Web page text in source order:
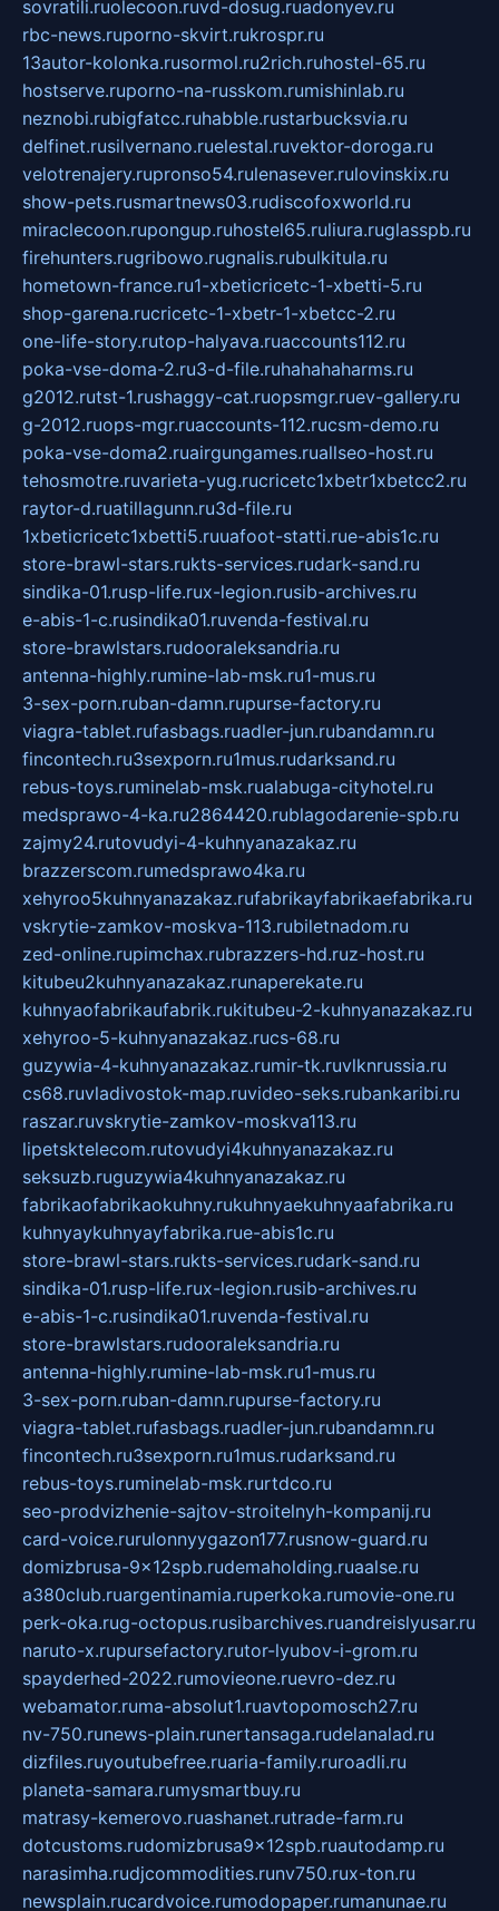
sovratili.ruolecoon.ruvd-dosug.ruadonyev.ru
rbc-news.ruporno-skvirt.rukrospr.ru
13autor-kolonka.rusormol.ru2rich.ruhostel-65.ru
hostserve.ruporno-na-russkom.rumishinlab.ru
neznobi.rubigfatcc.ruhabble.rustarbucksvia.ru
delfinet.rusilvernano.ruelestal.ruvektor-doroga.ru
velotrenajery.rupronso54.rulenasever.rulovinskix.ru
show-pets.rusmartnews03.rudiscofoxworld.ru
miraclecoon.rupongup.ruhostel65.ruliura.ruglasspb.ru
firehunters.rugribowo.rugnalis.rubulkitula.ru
hometown-france.ru1-xbeticricetc-1-xbetti-5.ru
shop-garena.rucricetc-1-xbetr-1-xbetcc-2.ru
one-life-story.rutop-halyava.ruaccounts112.ru
poka-vse-doma-2.ru3-d-file.ruhahahaharms.ru
g2012.rutst-1.rushaggy-cat.ruopsmgr.ruev-gallery.ru
g-2012.ruops-mgr.ruaccounts-112.rucsm-demo.ru
poka-vse-doma2.ruairgungames.ruallseo-host.ru
tehosmotre.ruvarieta-yug.rucricetc1xbetr1xbetcc2.ru
raytor-d.ruatillagunn.ru3d-file.ru
1xbeticricetc1xbetti5.ruuafoot-statti.rue-abis1c.ru
store-brawl-stars.rukts-services.rudark-sand.ru
sindika-01.rusp-life.rux-legion.rusib-archives.ru
e-abis-1-c.rusindika01.ruvenda-festival.ru
store-brawlstars.rudooraleksandria.ru
antenna-highly.rumine-lab-msk.ru1-mus.ru
3-sex-porn.ruban-damn.rupurse-factory.ru
viagra-tablet.rufasbags.ruadler-jun.rubandamn.ru
fincontech.ru3sexporn.ru1mus.rudarksand.ru
rebus-toys.ruminelab-msk.rualabuga-cityhotel.ru
medsprawo-4-ka.ru2864420.rublagodarenie-spb.ru
zajmy24.rutovudyi-4-kuhnyanazakaz.ru
brazzerscom.rumedsprawo4ka.ru
xehyroo5kuhnyanazakaz.rufabrikayfabrikaefabrika.ru
vskrytie-zamkov-moskva-113.rubiletnadom.ru
zed-online.rupimchax.rubrazzers-hd.ruz-host.ru
kitubeu2kuhnyanazakaz.runaperekate.ru
kuhnyaofabrikaufabrik.rukitubeu-2-kuhnyanazakaz.ru
xehyroo-5-kuhnyanazakaz.rucs-68.ru
guzywia-4-kuhnyanazakaz.rumir-tk.ruvlknrussia.ru
cs68.ruvladivostok-map.ruvideo-seks.rubankaribi.ru
raszar.ruvskrytie-zamkov-moskva113.ru
lipetsktelecom.rutovudyi4kuhnyanazakaz.ru
seksuzb.ruguzywia4kuhnyanazakaz.ru
fabrikaofabrikaokuhny.rukuhnyaekuhnyaafabrika.ru
kuhnyaykuhnyayfabrika.rue-abis1c.ru
store-brawl-stars.rukts-services.rudark-sand.ru
sindika-01.rusp-life.rux-legion.rusib-archives.ru
e-abis-1-c.rusindika01.ruvenda-festival.ru
store-brawlstars.rudooraleksandria.ru
antenna-highly.rumine-lab-msk.ru1-mus.ru
3-sex-porn.ruban-damn.rupurse-factory.ru
viagra-tablet.rufasbags.ruadler-jun.rubandamn.ru
fincontech.ru3sexporn.ru1mus.rudarksand.ru
rebus-toys.ruminelab-msk.rurtdco.ru
seo-prodvizhenie-sajtov-stroitelnyh-kompanij.ru
card-voice.rurulonnyygazon177.rusnow-guard.ru
domizbrusa-9x12spb.rudemaholding.ruaalse.ru
a380club.ruargentinamia.ruperkoka.rumovie-one.ru
perk-oka.rug-octopus.rusibarchives.ruandreislyusar.ru
naruto-x.rupursefactory.rutor-lyubov-i-grom.ru
spayderhed-2022.rumovieone.ruevro-dez.ru
webamator.ruma-absolut1.ruavtopomosch27.ru
nv-750.runews-plain.runertansaga.rudelanalad.ru
dizfiles.ruyoutubefree.ruaria-family.ruroadli.ru
planeta-samara.rumysmartbuy.ru
matrasy-kemerovo.ruashanet.rutrade-farm.ru
dotcustoms.rudomizbrusa9x12spb.ruautodamp.ru
narasimha.rudjcommodities.runv750.rux-ton.ru
newsplain.rucardvoice.rumodopaper.rumanunae.ru